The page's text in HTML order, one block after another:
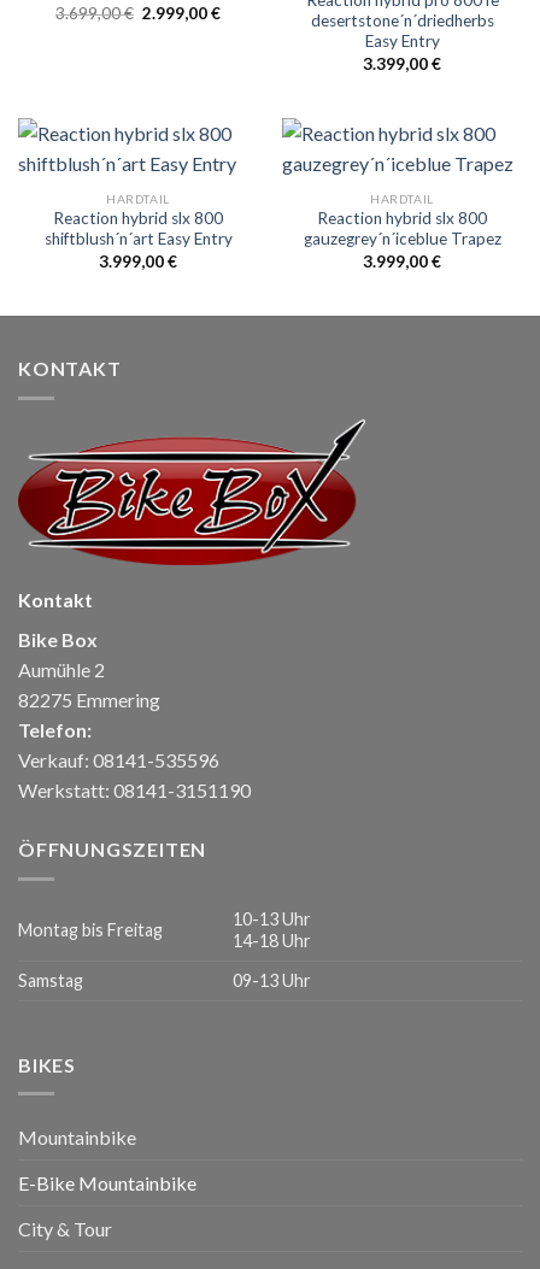
3.699,00€ Ursprünglicher
2.999,00€Aktueller
desertstone´n´driedherbs
Easy Entry
3.399,00€
HARDTAIL
Reaction hybrid slx 800
shiftblush´n´art Easy Entry
3.999,00€
HARDTAIL
Reaction hybrid slx 800
gauzegrey´n´iceblue Trapez
3.999,00€
KONTAKT
Kontakt
Bike Box
Aumühle 2
82275 Emmering
Telefon:
Verkauf: 08141-535596
Werkstatt: 08141-3151190
ÖFFNUNGSZEITEN
Montag bis Freitag
10-13 Uhr
14-18 Uhr
Samstag
09-13 Uhr
BIKES
Mountainbike
E-Bike Mountainbike
City & Tour